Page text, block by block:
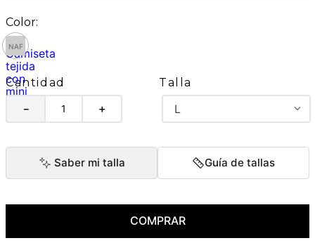
Cantidad
＋
－
Talla
L
Saber mi talla Guía de tallas
COMPRAR